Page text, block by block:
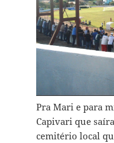
Pra Mari e para
Capivari que
cemitério local